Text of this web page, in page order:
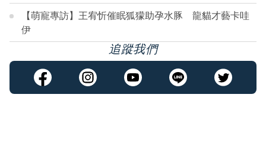
【萌寵專訪】王宥忻催眠狐獴助孕水豚 龍貓才藝卡哇
伊
追蹤我們